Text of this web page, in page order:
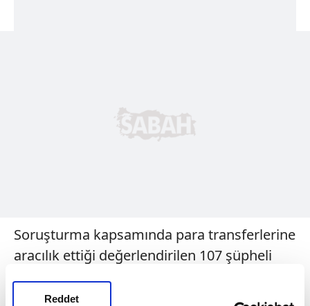
Reddet
Soruşturma kapsamında para transferlerine
aracılık ettiği değerlendirilen 107 şüpheli
Nevşehir merkezli İstanbul, Ankara, İzmir,